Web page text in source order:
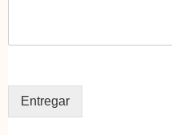
Entregar